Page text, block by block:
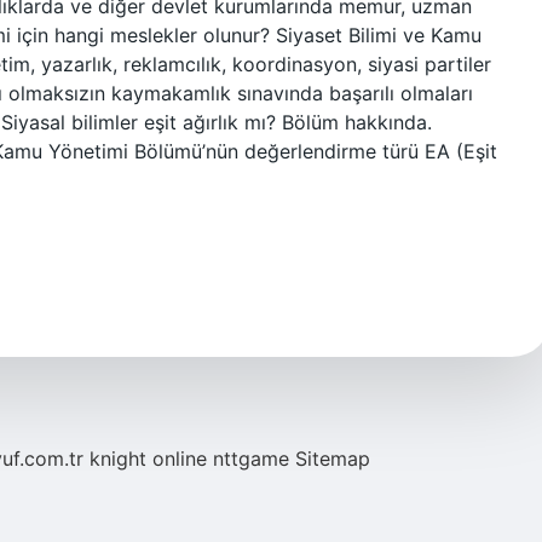
ve diğer devlet kurumlarında memur, uzman
için hangi meslekler olunur? Siyaset Bilimi ve Kamu
yazarlık, reklamcılık, koordinasyon, siyasi partiler
kaymakamlık sınavında başarılı olmaları
bilimler eşit ağırlık mı? Bölüm hakkında.
Yönetimi Bölümü’nün değerlendirme türü EA (Eşit
knight online nttgame Sitemap